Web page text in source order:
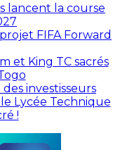
lancent la course
FIFA Forward
et King TC sacrés
des investisseurs
Lycée Technique
!